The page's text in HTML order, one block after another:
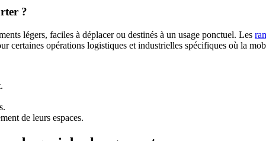
?
légers, faciles à déplacer ou destinés à un usage ponctuel. Les
certaines opérations logistiques et industrielles spécifiques où la
de leurs espaces.